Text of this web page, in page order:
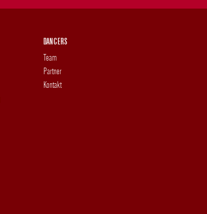
DANCERS
Team
Partner
Kontakt